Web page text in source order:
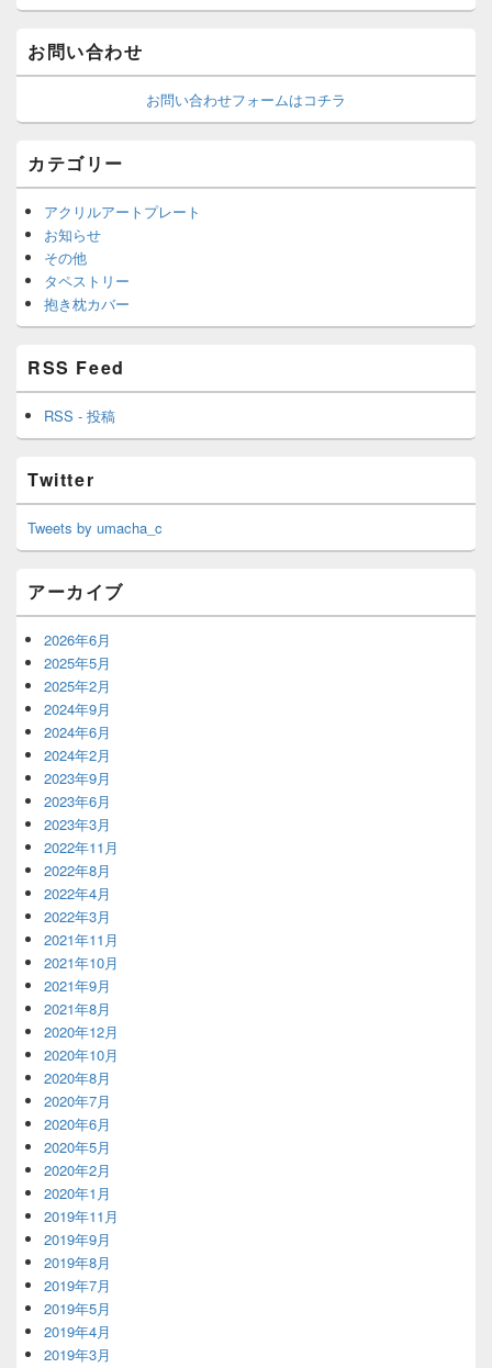
お問い合わせ
お問い合わせフォームはコチラ
カテゴリー
アクリルアートプレート
お知らせ
その他
タペストリー
抱き枕カバー
RSS Feed
RSS - 投稿
Twitter
Tweets by umacha_c
アーカイブ
2026年6月
2025年5月
2025年2月
2024年9月
2024年6月
2024年2月
2023年9月
2023年6月
2023年3月
2022年11月
2022年8月
2022年4月
2022年3月
2021年11月
2021年10月
2021年9月
2021年8月
2020年12月
2020年10月
2020年8月
2020年7月
2020年6月
2020年5月
2020年2月
2020年1月
2019年11月
2019年9月
2019年8月
2019年7月
2019年5月
2019年4月
2019年3月